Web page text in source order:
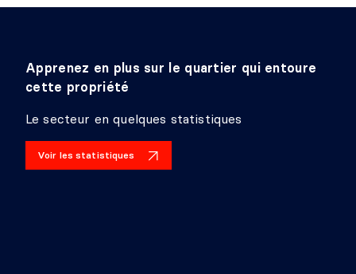
Revêtement :Céramique
Apprenez en plus sur le quartier qui entoure
cette propriété
Le secteur en quelques statistiques
Voir les statistiques